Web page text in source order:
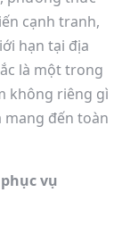
cạnh tranh,
hạn tại địa
là một trong
không riêng gì
mang đến toàn
vụ